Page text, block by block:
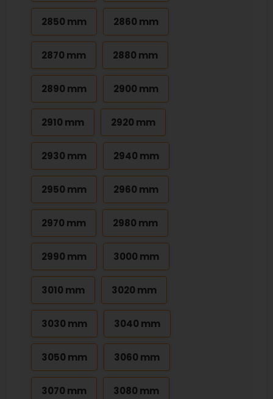
2850 mm 2860 mm
2870 mm 2880 mm
2890 mm 2900 mm
2910 mm 2920 mm
2930 mm 2940 mm
2950 mm 2960 mm
2970 mm 2980 mm
2990 mm 3000 mm
3010 mm 3020 mm
3030 mm 3040 mm
3050 mm 3060 mm
3070 mm 3080 mm